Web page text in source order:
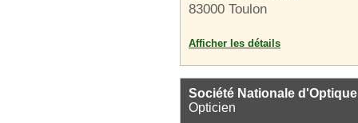
83000 Toulon
Afficher les détails
Société Nationale
Opticien